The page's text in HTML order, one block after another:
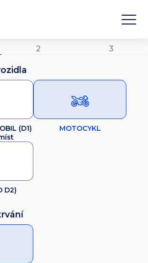
2 3
(D1)
MOTOCYKL
D2)